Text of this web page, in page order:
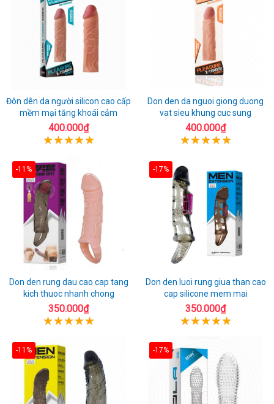
Đôn dên da người silicon cao cấp
mềm mại tăng khoái cảm
400.000₫
Don den da nguoi giong duong
vat sieu khung cuc sung
400.000₫
-11%
Don den rung dau cao cap tang
kich thuoc nhanh chong
350.000₫
-17%
Don den luoi rung giua than cao
cap silicone mem mai
350.000₫
-11% -17%